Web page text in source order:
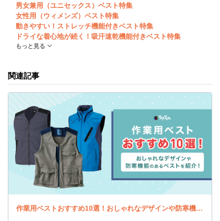
男女兼用（ユニセックス）ベスト特集
女性用（ウィメンズ）ベスト特集
動きやすい！ストレッチ機能付きベスト特集
ドライな着心地が続く！吸汗速乾機能付きベスト特集
もっと見る
関連記事
作業用ベストおすすめ10選！おしゃれなデザインや防寒機能のあるベストを紹介！